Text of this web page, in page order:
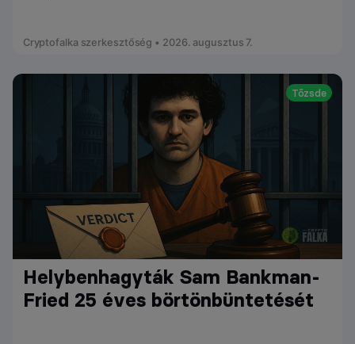
Cryptofalka szerkesztőség • 2026. augusztus 7.
Tőzsde
Helybenhagyták Sam Bankman-
Fried 25 éves börtönbüntetését